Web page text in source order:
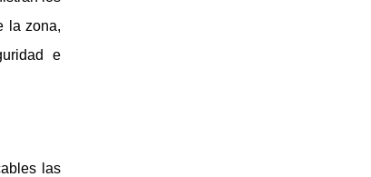
la zona,
e
las